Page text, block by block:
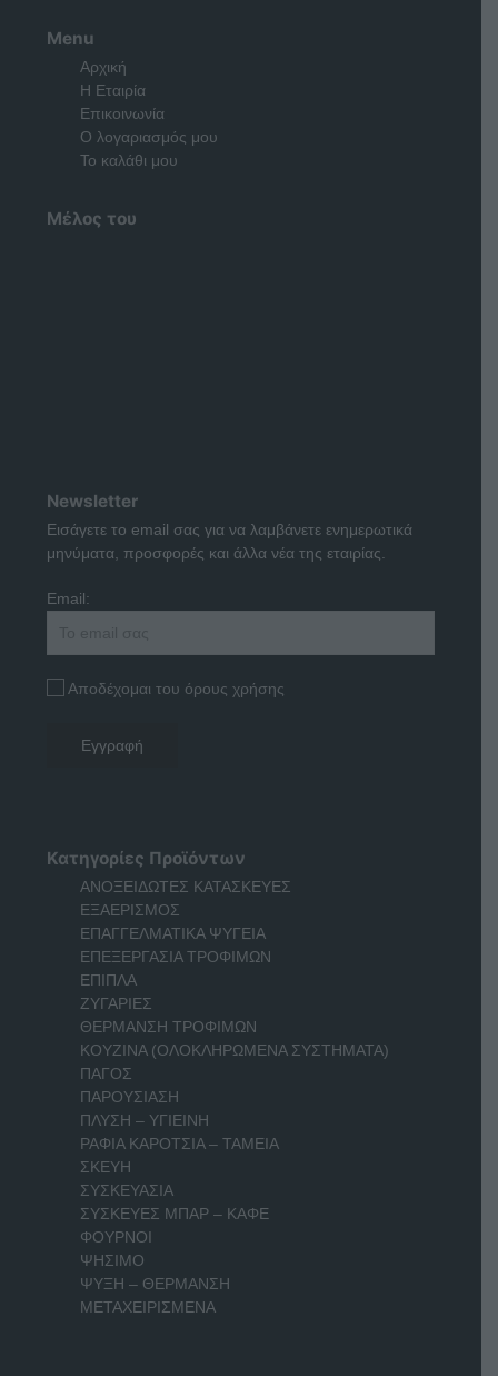
Menu
Αρχική
Η Εταιρία
Επικοινωνία
Ο λογαριασμός μου
Το καλάθι μου
Μέλος του
Newsletter
Εισάγετε το email σας για να λαμβάνετε ενημερωτικά
μηνύματα, προσφορές και άλλα νέα της εταιρίας.
Email:
Αποδέχομαι του όρους χρήσης
Κατηγορίες Προϊόντων
ΑΝΟΞΕΙΔΩΤΕΣ ΚΑΤΑΣΚΕΥΕΣ
ΕΞΑΕΡΙΣΜΟΣ
ΕΠΑΓΓΕΛΜΑΤΙΚΑ ΨΥΓΕΙΑ
ΕΠΕΞΕΡΓΑΣΙΑ ΤΡΟΦΙΜΩΝ
ΕΠΙΠΛΑ
ΖΥΓΑΡΙΕΣ
ΘΕΡΜΑΝΣΗ ΤΡΟΦΙΜΩΝ
ΚΟΥΖΙΝΑ (ΟΛΟΚΛΗΡΩΜΕΝΑ ΣΥΣΤΗΜΑΤΑ)
ΠΑΓΟΣ
ΠΑΡΟΥΣΙΑΣΗ
ΠΛΥΣΗ – ΥΓΙΕΙΝΗ
ΡΑΦΙΑ ΚΑΡΟΤΣΙΑ – ΤΑΜΕΙΑ
ΣΚΕΥΗ
ΣΥΣΚΕΥΑΣΙΑ
ΣΥΣΚΕΥΕΣ ΜΠΑΡ – ΚΑΦΕ
ΦΟΥΡΝΟΙ
ΨΗΣΙΜΟ
ΨΥΞΗ – ΘΕΡΜΑΝΣΗ
ΜΕΤΑΧΕΙΡΙΣΜΕΝΑ